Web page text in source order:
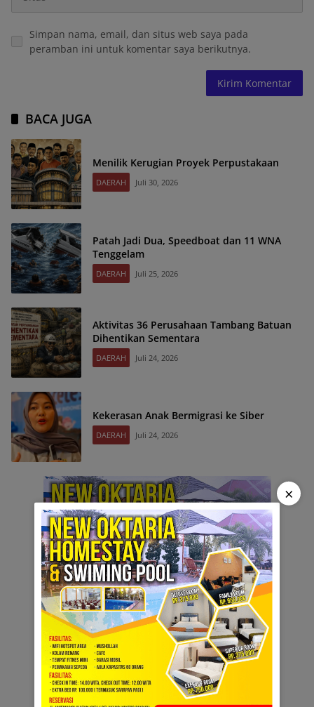
Simpan nama, email, dan situs web saya pada
peramban ini untuk komentar saya berikutnya.
BACA JUGA
Menilik Kerugian Proyek Perpustakaan
DAERAH Juli 30, 2026
Patah Jadi Dua, Speedboat dan 11 WNA
Tenggelam
DAERAH Juli 25, 2026
Aktivitas 36 Perusahaan Tambang Batuan
Dihentikan Sementara
DAERAH Juli 24, 2026
Kekerasan Anak Bermigrasi ke Siber
DAERAH Juli 24, 2026
×